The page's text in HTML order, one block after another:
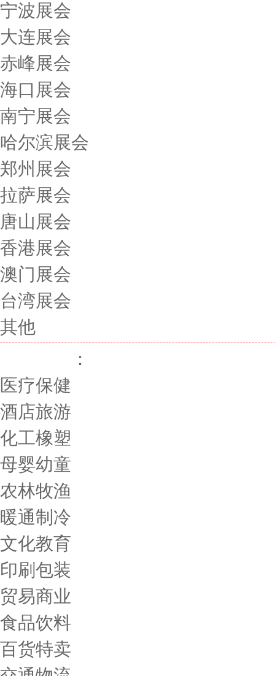
宁波展会
大连展会
赤峰展会
海口展会
南宁展会
哈尔滨展会
郑州展会
拉萨展会
唐山展会
香港展会
澳门展会
台湾展会
其他
：
医疗保健
酒店旅游
化工橡塑
母婴幼童
农林牧渔
暖通制冷
文化教育
印刷包装
贸易商业
食品饮料
百货特卖